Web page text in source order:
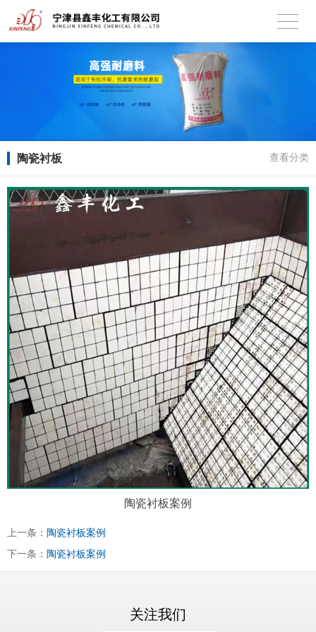
陶瓷衬板 查看分类
陶瓷衬板案例
上一条： 陶瓷衬板案例
下一条： 陶瓷衬板案例
关注我们